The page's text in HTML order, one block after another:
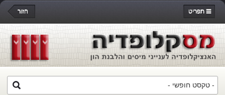
חזור תפריט